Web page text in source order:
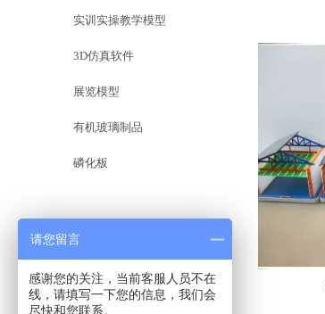
实训实操教学模型
3D仿真软件
展览模型
有机玻璃制品
磷化板
请您留言
感谢您的关注，当前客服人员不在
线，请填写一下您的信息，我们会
尽快和您联系。